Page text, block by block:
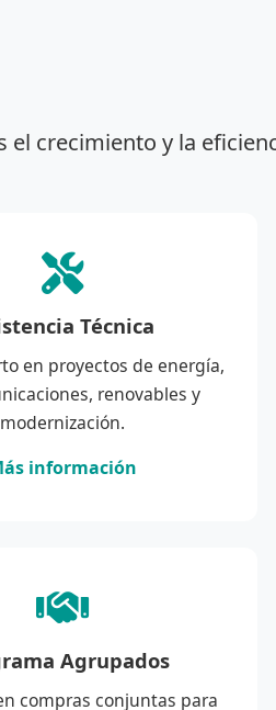
crecimiento y la
Técnica
en proyectos de energía,
renovables y
modernización.
información
Agrupados
compras conjuntas para